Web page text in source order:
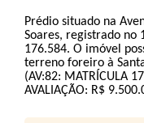
Prédio situado na
Soares, registrado no
176.584. O imóvel
terreno foreiro à Santa
(AV:82: MATRÍCULA
AVALIAÇÃO: R$